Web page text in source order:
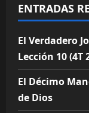
ENTRADAS
El Verdadero
Lección 10 (4T
El Décimo
de Dios